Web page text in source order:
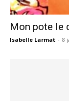
Mon pote le
Isabelle Larmat - 8